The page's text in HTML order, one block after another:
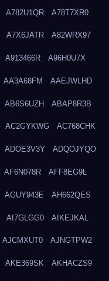
A782U1QR A78T7XR0
A7X6JATR A82WRX97
A913466R A96H0U7X
AA3A68FM AAEJWLHD
AB6S6UZH ABAP8R3B
AC2GYKWG AC768CHK
ADOE3V3Y ADQOJYQO
AF6N078R AFF8EG9L
AGUY943E AH662QES
AI7GLGG0 AIKEJKAL
AJCMXUT0 AJNGTPW2
AKE369SK AKHACZS9